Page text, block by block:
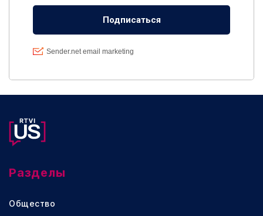
Разделы
Общество